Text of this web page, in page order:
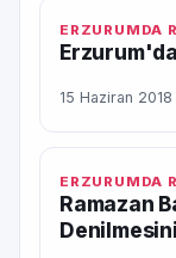
ERZURUMDA
15 Haziran 2018
ERZURUMDA
Ramazan